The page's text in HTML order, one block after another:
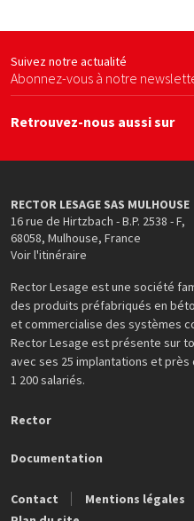
Suivez notre actualité
Abonnez-vous à notre
Retrouvez-nous aussi sur
RECTOR LESAGE SAS MULHOUSE
16 rue de Hirtzbach - B.P. 2538 - F,
68058, Mulhouse, France
Voir l'itinéraire
Rector Lesage est une société
des produits préfabriqués en
et commercialise des systèmes
Rector Lesage est présente sur
avec ses 25 implantations et près
1 200 salariés.
Rector
Documentation
Contact Mentions légales